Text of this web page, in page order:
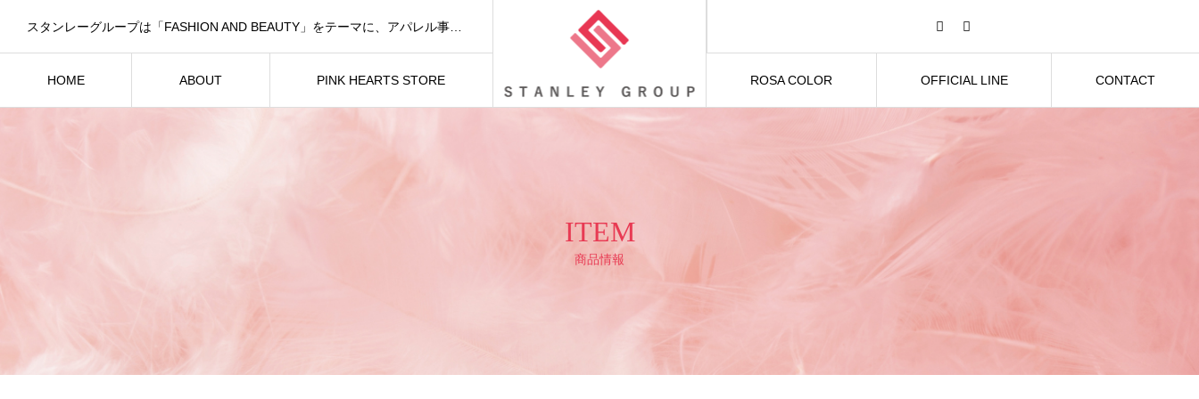
HOME ABOUT PINK HEARTS STORE ROSA COLOR OFFICIAL LINE CONTACT
ITEM
商品情報